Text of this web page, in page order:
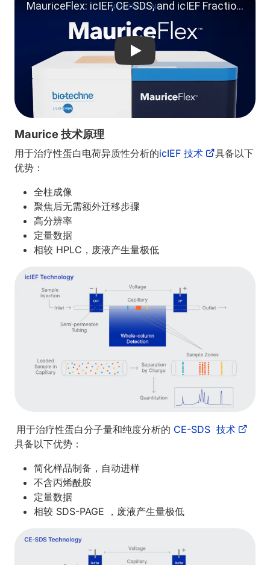
Play video: MauriceFlex:
Maurice 技术原理
用于治疗性蛋白电荷异质性分析的icIEF 技术
具备以下
优势：
全柱成像
聚焦后无需额外迁移步骤
高分辨率
定量数据
相较 HPLC，废液产生量极低
用于治疗性蛋白分子量和纯度分析的 CE-SDS 技术
具备以下优势：
简化样品制备，自动进样
不含丙烯酰胺
定量数据
相较 SDS-PAGE ，废液产生量极低